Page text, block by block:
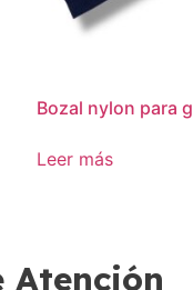
Bozal nylon para
Leer más
Atención